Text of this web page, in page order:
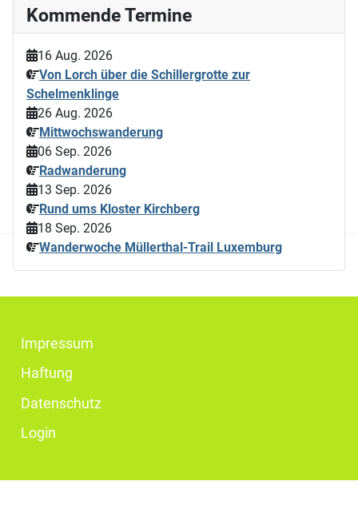
Kommende Termine
16 Aug. 2026
Von Lorch über die Schillergrotte zur
Schelmenklinge
26 Aug. 2026
Mittwochswanderung
06 Sep. 2026
Radwanderung
13 Sep. 2026
Rund ums Kloster Kirchberg
18 Sep. 2026
Wanderwoche Müllerthal-Trail Luxemburg
Impressum
Haftung
Datenschutz
Login